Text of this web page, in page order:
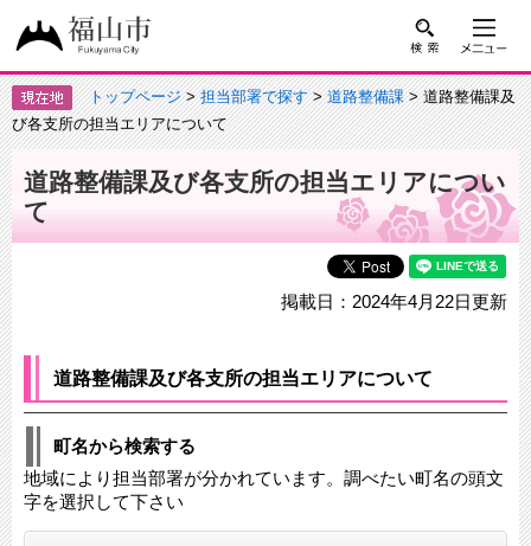
トップページ>担当部署で探す>道路整備課> 道路整備課及
び各支所の担当エリアについて
道路整備課及び各支所の担当エリアについ
て
掲載日：2024年4月22日更新
道路整備課及び各支所の担当エリアについて
町名から検索する
地域により担当部署が分かれています。調べたい町名の頭文
字を選択して下さい